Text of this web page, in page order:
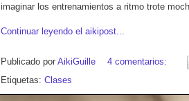
imaginar los entrenamientos a ritmo trote
Continuar leyendo el aikipost...
Publicado por AikiGuille
4 comentarios:
Etiquetas: Clases